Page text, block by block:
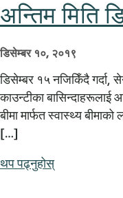
अन्तिम मिति
डिसेम्बर १०, २०१९
डिसेम्बर १५ नजिकिँदै
काउन्टीका
बीमा मार्फत स्वास्थ्य
[…]
थप पढ्नुहोस्